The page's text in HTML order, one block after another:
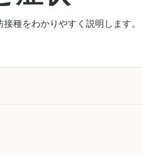
種をわかりやすく説明します。